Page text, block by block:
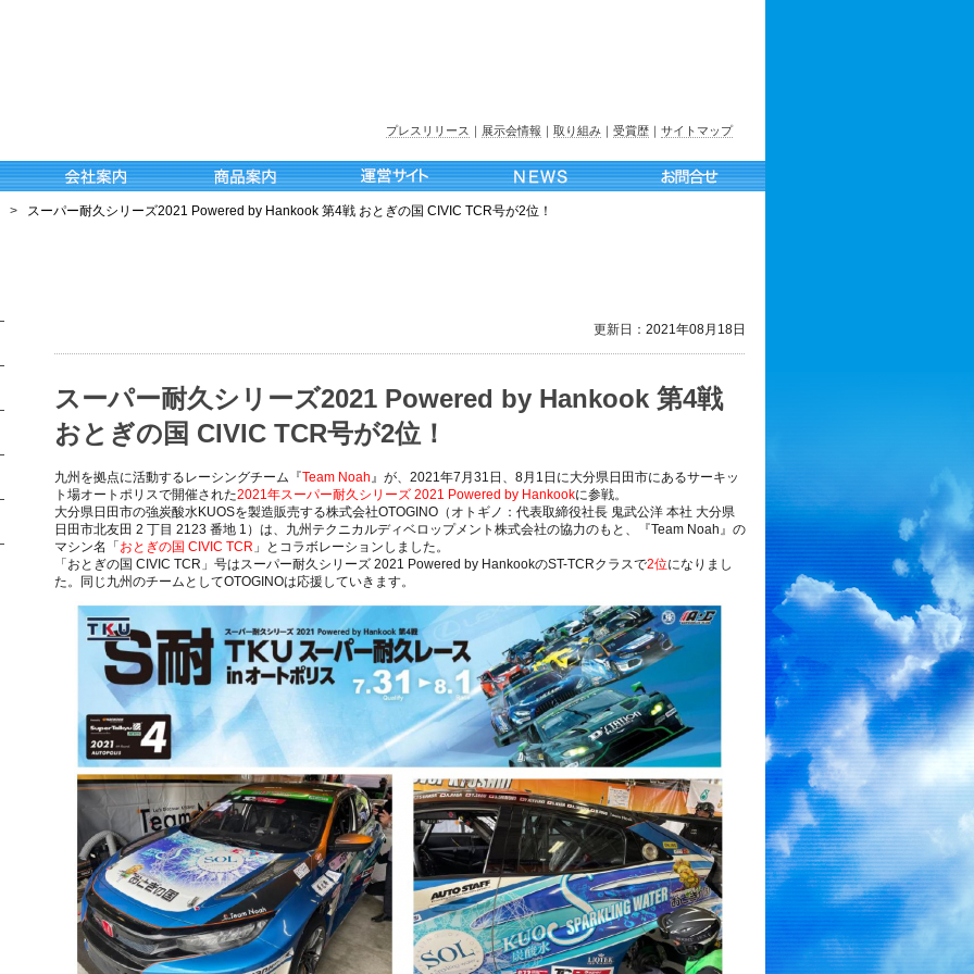
プレスリリース ｜ 展示会情報 ｜ 取り組み ｜ 受賞歴 ｜ サイトマップ
> スーパー耐久シリーズ2021 Powered by Hankook 第4戦 おとぎの国 CIVIC TCR号が2位！
更新日： 2021年08月18日
スーパー耐久シリーズ2021 Powered by Hankook 第4戦
おとぎの国 CIVIC TCR号が2位！
九州を拠点に活動するレーシングチーム『Team Noah』 が、2021年7月31日、8月1日に大分県日田市にあるサーキッ
ト場オートポリスで開催された2021年スーパー耐久シリーズ 2021 Powered by Hankookに参戦。
大分県日田市の強炭酸水KUOSを製造販売する株式会社OTOGINO（オトギノ：代表取締役社長 鬼武公洋 本社 大分県
日田市北友田 2 丁目 2123 番地 1）は、九州テクニカルディベロップメント株式会社の協力のもと、『Team Noah』の
マシン名「 おとぎの国 CIVIC TCR 」とコラボレーションしました。
「おとぎの国 CIVIC TCR」号はスーパー耐久シリーズ 2021 Powered by HankookのST-TCRクラスで2位になりまし
た。同じ九州のチームとしてOTOGINOは応援していきます。